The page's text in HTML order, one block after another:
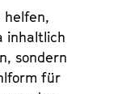
helfen,
inhaltlich
sondern
für